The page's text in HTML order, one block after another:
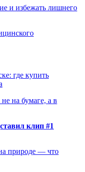
и избежать лишнего
где купить
на бумаге, а в
клип #1
природе — что